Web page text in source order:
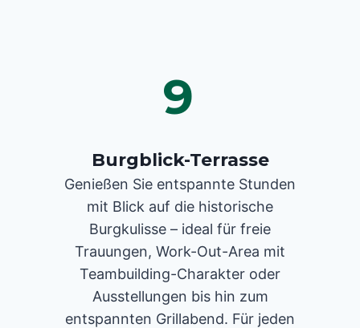
9
Burgblick-Terrasse
Genießen Sie entspannte Stunden
mit Blick auf die historische
Burgkulisse – ideal für freie
Trauungen, Work-Out-Area mit
Teambuilding-Charakter oder
Ausstellungen bis hin zum
entspannten Grillabend. Für jeden